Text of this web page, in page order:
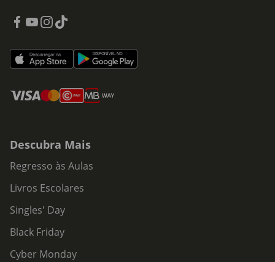
Descubra Mais
Regresso às Aulas
Livros Escolares
Singles' Day
Black Friday
Cyber Monday